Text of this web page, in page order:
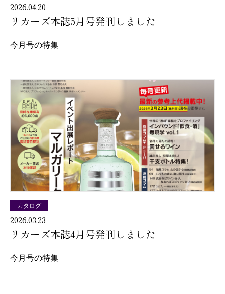
2026.04.20
リカーズ本誌5月号発刊しました
今月号の特集
カタログ
2026.03.23
リカーズ本誌4月号発刊しました
今月号の特集